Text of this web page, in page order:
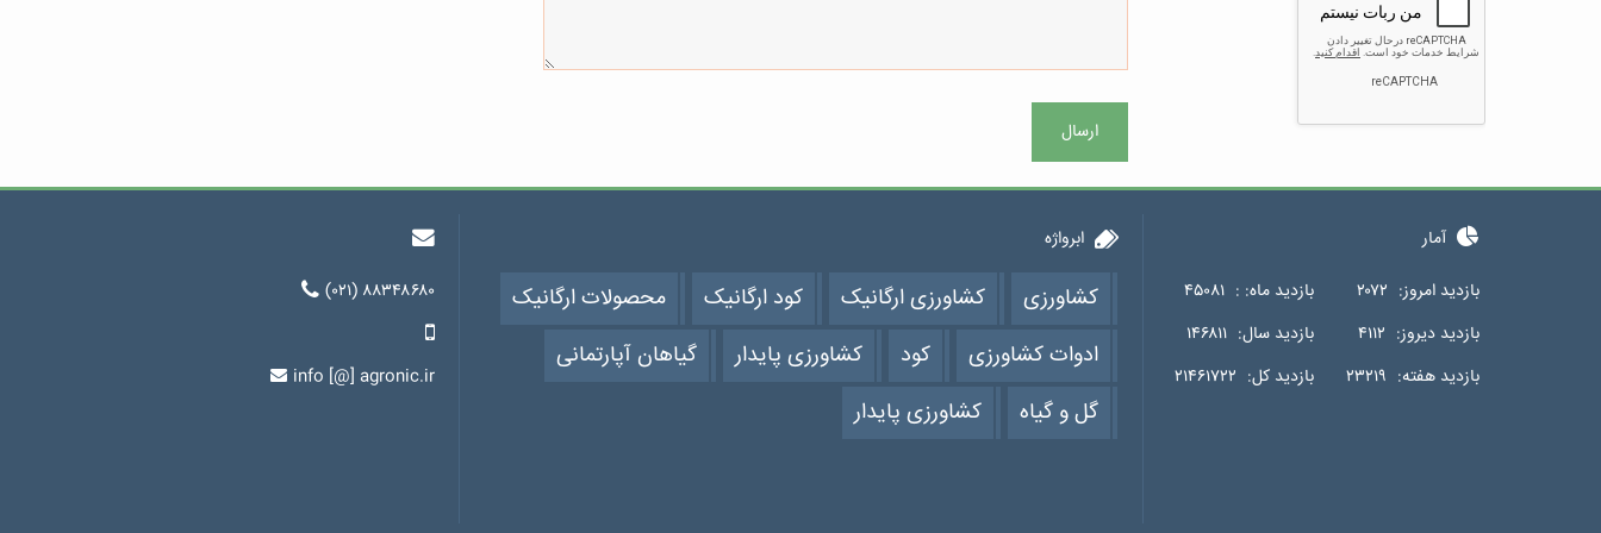
ارسال
(۰۲۱) ۸۸۳۴۸۶۸۰
info [@] agronic.ir
ابرواژه
کشاورزی کشاورزی ارگانیک کود ارگانیک
محصولات ارگانیک
ادوات کشاورزی
کود کشاورزی پایدار
گیاهان آپارتمانی
گل و گیاه
کشاورزی پایدار
آمار
بازدید امروز: ۲۰۷۲ بازدید ماه: : ۴۵۰۸۱
بازدید دیروز: ۴۱۱۲ بازدید سال: ۱۴۶۸۱۱
بازدید هفته: ۲۳۲۱۹ بازدید کل: ۲۱۴۶۱۷۲۲